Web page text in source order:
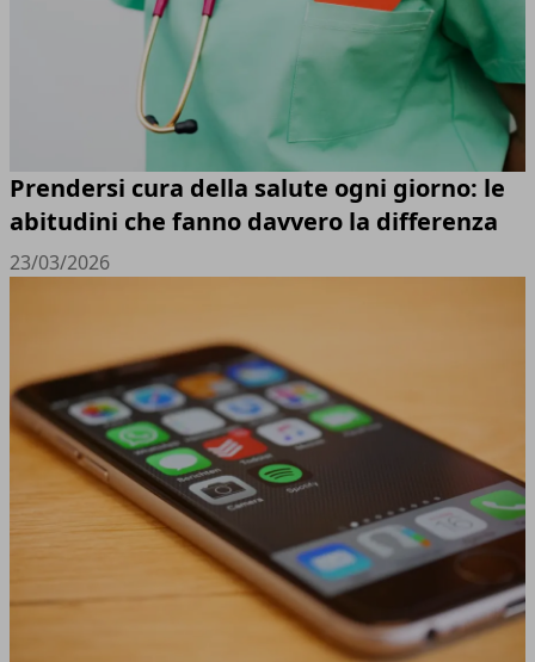
Prendersi cura della salute ogni giorno: le
abitudini che fanno davvero la differenza
23/03/2026